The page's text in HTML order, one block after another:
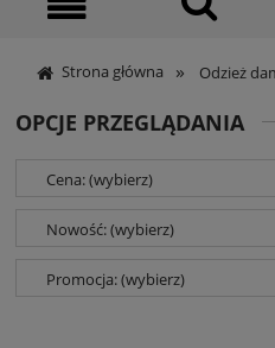
Strona główna » Odzież
OPCJE PRZEGLĄDANIA
Cena: (wybierz)
Nowość: (wybierz)
Promocja: (wybierz)